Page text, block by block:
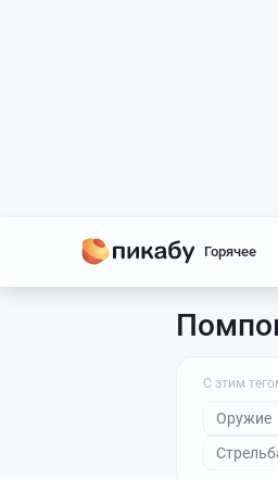
Горячее
С этим
Оружие